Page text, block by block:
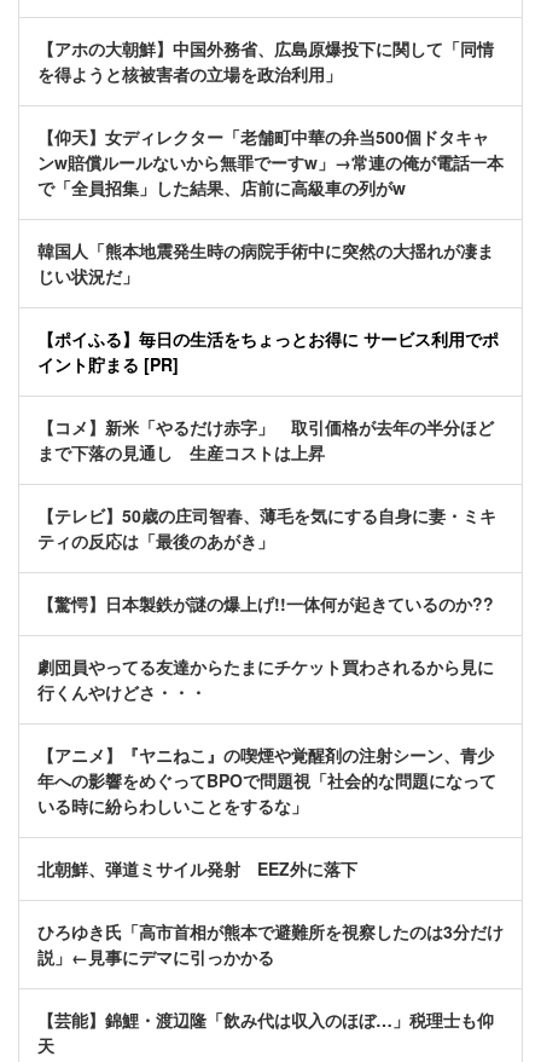
【アホの大朝鮮】中国外務省、広島原爆投下に関して「同情
を得ようと核被害者の立場を政治利用」
【仰天】女ディレクター「老舗町中華の弁当500個ドタキャ
ンw賠償ルールないから無罪でーすw」→常連の俺が電話一本
で「全員招集」した結果、店前に高級車の列がw
韓国人「熊本地震発生時の病院手術中に突然の大揺れが凄ま
じい状況だ」
【ポイふる】毎日の生活をちょっとお得に サービス利用でポ
イント貯まる [PR]
【コメ】新米「やるだけ赤字」 取引価格が去年の半分ほど
まで下落の見通し 生産コストは上昇
【テレビ】50歳の庄司智春、薄毛を気にする自身に妻・ミキ
ティの反応は「最後のあがき」
【驚愕】日本製鉄が謎の爆上げ!!一体何が起きているのか??
劇団員やってる友達からたまにチケット買わされるから見に
行くんやけどさ・・・
【アニメ】『ヤニねこ』の喫煙や覚醒剤の注射シーン、青少
年への影響をめぐってBPOで問題視「社会的な問題になって
いる時に紛らわしいことをするな」
北朝鮮、弾道ミサイル発射 EEZ外に落下
ひろゆき氏「高市首相が熊本で避難所を視察したのは3分だけ
説」←見事にデマに引っかかる
【芸能】錦鯉・渡辺隆「飲み代は収入のほぼ…」税理士も仰
天